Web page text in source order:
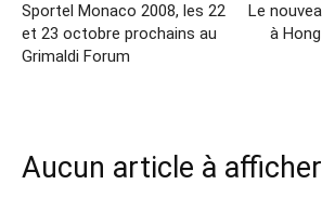
Sportel Monaco 2008, les 22
et 23 octobre prochains au
Grimaldi Forum
Le
à
Aucun article à afficher